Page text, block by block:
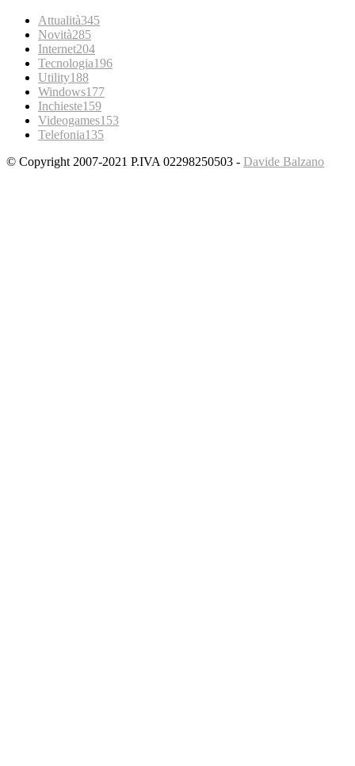
Attualità345
Novità285
Internet204
Tecnologia196
Utility188
Windows177
Inchieste159
Videogames153
Telefonia135
© Copyright 2007-2021 P.IVA 02298250503 - Davide Balzano